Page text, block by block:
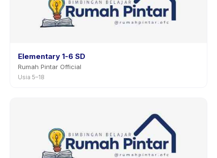
Elementary 1-6 SD
Rumah Pintar Official
Usia 5–18